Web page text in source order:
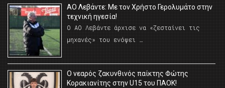
ΑΟ Λεβάντε: Με τον Χρήστο Γερολυμάτο στην
τεχνική ηγεσία!
Ο ΑΟ Λεβάντε άρχισε να «ζεσταίνει τις
μηχανές» του ενόψει …
O νεαρός ζακυνθινός παίκτης Φώτης
Κορακιανίτης στην U15 του ΠΑΟΚ!